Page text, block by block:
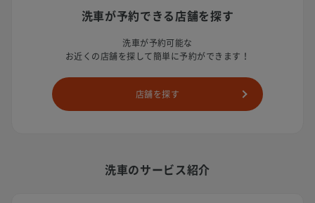
洗車が予約できる店舗を探す
洗車が予約可能な
お近くの店舗を探して簡単に予約ができます！
店舗を探す
洗車のサービス紹介